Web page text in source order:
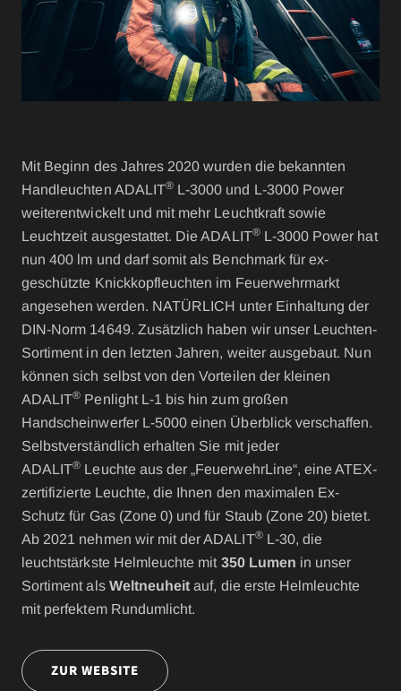
Mit Beginn des Jahres 2020 wurden die bekannten
Handleuchten ADALIT®L-3000 und L-3000 Power
weiterentwickelt und mit mehr Leuchtkraft sowie
Leuchtzeit ausgestattet. Die ADALIT®L-3000 Power hat
nun 400 lm und darf somit als Benchmark für ex-
geschützte Knickkopfleuchten im Feuerwehrmarkt
angesehen werden. NATÜRLICH unter Einhaltung der
DIN-Norm 14649. Zusätzlich haben wir unser Leuchten-
Sortiment in den letzten Jahren, weiter ausgebaut. Nun
können sich selbst von den Vorteilen der kleinen
ADALIT® Penlight L-1 bis hin zum großen
Handscheinwerfer L-5000 einen Überblick verschaffen.
Selbstverständlich erhalten Sie mit jeder
ADALIT® Leuchte aus der „FeuerwehrLine“, eine ATEX-
zertifizierte Leuchte, die Ihnen den maximalen Ex-
Schutz für Gas (Zone 0) und für Staub (Zone 20) bietet.
Ab 2021 nehmen wir mit der ADALIT®L-30, die
leuchtstärkste Helmleuchte mit 350 Lumen in unser
Sortiment als Weltneuheit auf, die erste Helmleuchte
mit perfektem Rundumlicht.
ZUR WEBSITE